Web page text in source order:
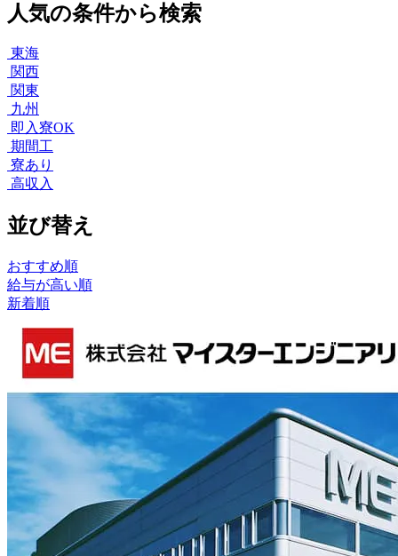
人気の条件から検索
東海
関西
関東
九州
即入寮OK
期間工
寮あり
高収入
並び替え
おすすめ順
給与が高い順
新着順